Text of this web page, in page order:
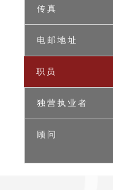
传 真
电 邮 地 址
职 员
独 营 执 业 者
顾 问